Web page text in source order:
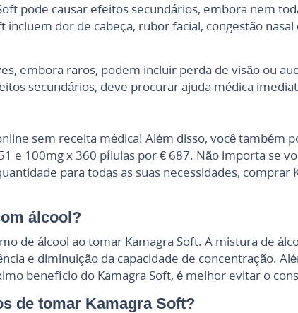
pode causar efeitos secundários, embora nem
incluem dor de cabeça, rubor facial, congestão
embora raros, podem incluir perda de visão ou
secundários, deve procurar ajuda médica
sem receita médica! Além disso, você também
e 100mg x 360 pílulas por € 687. Não importa se
para todas as suas necessidades, comprar
álcool?
de álcool ao tomar Kamagra Soft. A mistura de
e diminuição da capacidade de concentração.
benefício do Kamagra Soft, é melhor evitar o
de tomar Kamagra Soft?